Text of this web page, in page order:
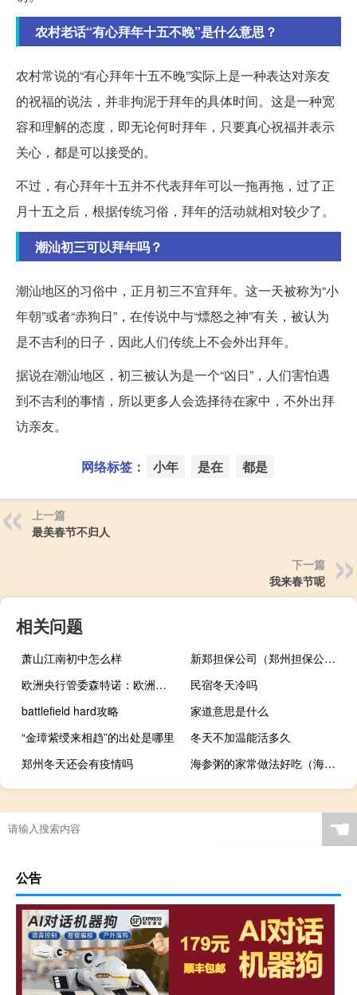
农村老话“有心拜年十五不晚”是什么意思？
农村常说的“有心拜年十五不晚”实际上是一种表达对亲友
的祝福的说法，并非拘泥于拜年的具体时间。这是一种宽
容和理解的态度，即无论何时拜年，只要真心祝福并表示
关心，都是可以接受的。
不过，有心拜年十五并不代表拜年可以一拖再拖，过了正
月十五之后，根据传统习俗，拜年的活动就相对较少了。
潮汕初三可以拜年吗？
潮汕地区的习俗中，正月初三不宜拜年。这一天被称为“小
年朝”或者“赤狗日”，在传说中与“熛怒之神”有关，被认为
是不吉利的日子，因此人们传统上不会外出拜年。
据说在潮汕地区，初三被认为是一个“凶日”，人们害怕遇
到不吉利的事情，所以更多人会选择待在家中，不外出拜
访亲友。
网络标签： 小年 是在 都是
上一篇
最美春节不归人
下一篇
我来春节呢
相关问题
萧山江南初中怎么样
新郑担保公司（郑州担保公司出事）
欧洲央行管委森特诺：欧洲央行在下次会议上必须谨慎经济的下行风险已经显现出来
民宿冬天冷吗
battlefield hard攻略
家道意思是什么
“金璋紫绶来相趋”的出处是哪里
冬天不加温能活多久
郑州冬天还会有疫情吗
海参粥的家常做法好吃（海参粥的家常做法）
☚
公告